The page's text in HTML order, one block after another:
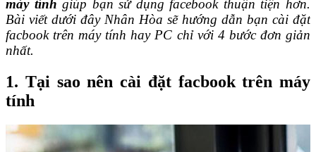
máy tính giúp bạn sử dụng facebook thuận tiện hơn.
Bài viết dưới đây Nhân Hòa sẽ hướng dẫn bạn cài đặt
facbook trên máy tính hay PC chỉ với 4 bước đơn giản
nhất.
1. Tại sao nên cài đặt facbook trên máy
tính